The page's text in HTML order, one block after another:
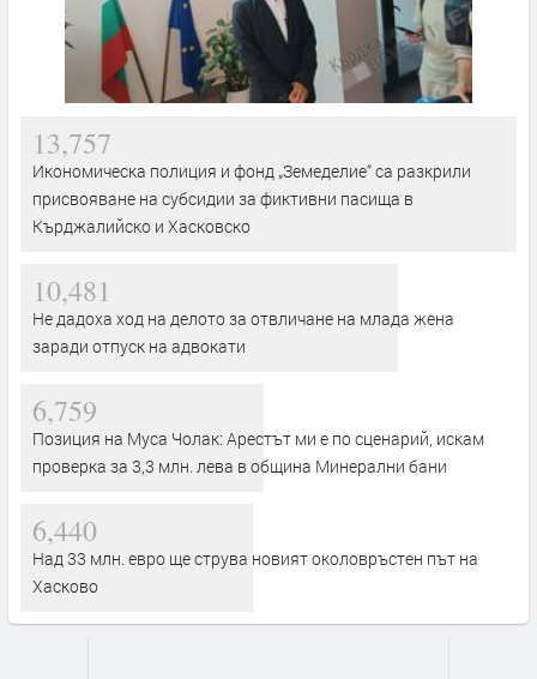
13,757
Икономическа полиция и фонд „Земеделие“ са разкрили
присвояване на субсидии за фиктивни пасища в
Кърджалийско и Хасковско
10,481
Не дадоха ход на делото за отвличане на млада жена
заради отпуск на адвокати
6,759
Позиция на Муса Чолак: Арестът ми е по сценарий, искам
проверка за 3,3 млн. лева в община Минерални бани
6,440
Над 33 млн. евро ще струва новият околовръстен път на
Хасково